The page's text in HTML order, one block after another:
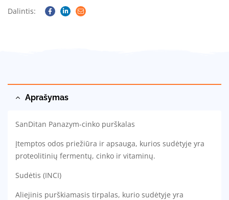
Dalintis:
Facebook
Linkedin
Email
Aprašymas
SanDitan Panazym-cinko purškalas
Įtemptos odos priežiūra ir apsauga, kurios sudėtyje yra
proteolitinių fermentų, cinko ir vitaminų.
Sudėtis (INCI)
Aliejinis purškiamasis tirpalas, kurio sudėtyje yra